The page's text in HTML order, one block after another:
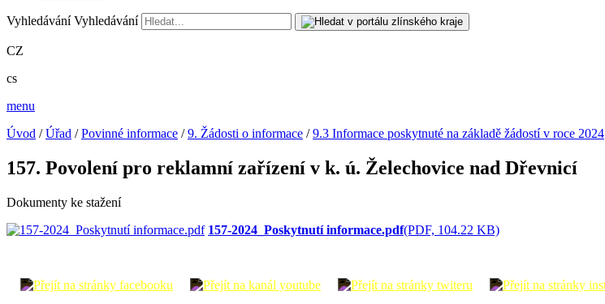
Vyhledávání Vyhledávání
CZ
cs
menu
Úvod /Úřad /Povinné informace /9. Žádosti o informace /9.3 Informace poskytnuté na základě žádostí v roce 2024
157. Povolení pro reklamní zařízení v k. ú. Želechovice nad Dřevnicí
Dokumenty ke stažení
157-2024_Poskytnutí informace.pdf(PDF, 104.22 KB)